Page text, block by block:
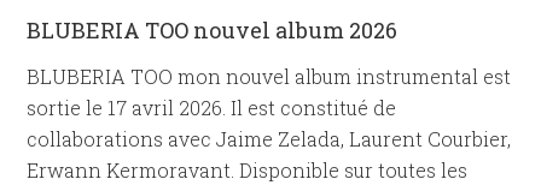
BLUBERIA TOO nouvel album 2026
BLUBERIA TOO mon nouvel album instrumental est
sortie le 17 avril 2026. Il est constitué de
collaborations avec Jaime Zelada, Laurent Courbier,
Erwann Kermoravant. Disponible sur toutes les